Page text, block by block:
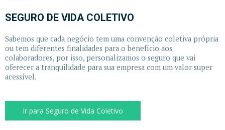
SEGURO DE VIDA COLETIVO
Sabemos que cada negócio tem uma convenção coletiva própria
ou tem diferentes finalidades para o benefício aos
colaboradores, por isso, personalizamos o seguro que vai
oferecer a tranquilidade para sua empresa com um valor super
acessível.
Ir para Seguro de Vida Coletivo